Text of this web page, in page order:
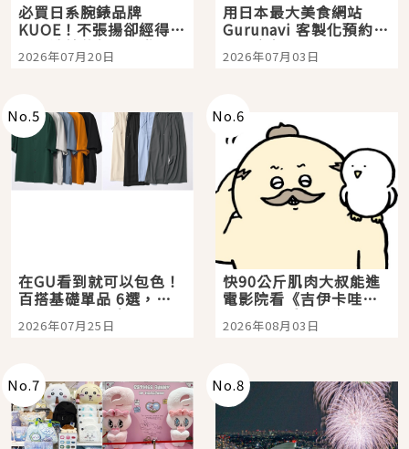
必買日系腕錶品牌
KUOE！不張揚卻經得起
時間洗鍊的經典之作五
選
2026年07月20日
用日本最大美食網站
Gurunavi 客製化預約九
大都市餐廳，打造專屬
美食體驗！
2026年07月03日
No.5
在GU看到就可以包色！
百搭基礎單品 6選，閉
眼全收也不心疼
2026年07月25日
No.6
快90公斤肌肉大叔能進
電影院看《吉伊卡哇》
嗎？日本重金屬樂團
「打首」會長與nagano
2026年08月03日
No.7 No.8